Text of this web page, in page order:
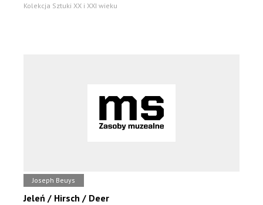
Kolekcja Sztuki XX i XXI wieku
Joseph Beuys
Jeleń / Hirsch / Deer